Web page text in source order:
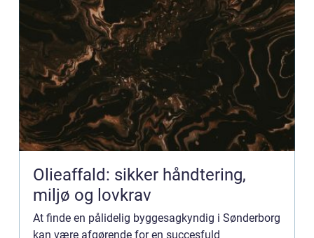
Olieaffald: sikker håndtering,
miljø og lovkrav
At finde en pålidelig byggesagkyndig i Sønderborg
kan være afgørende for en succesfuld